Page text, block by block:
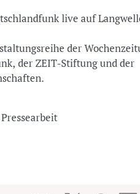
live auf
der
der ZEIT-Stiftung und der